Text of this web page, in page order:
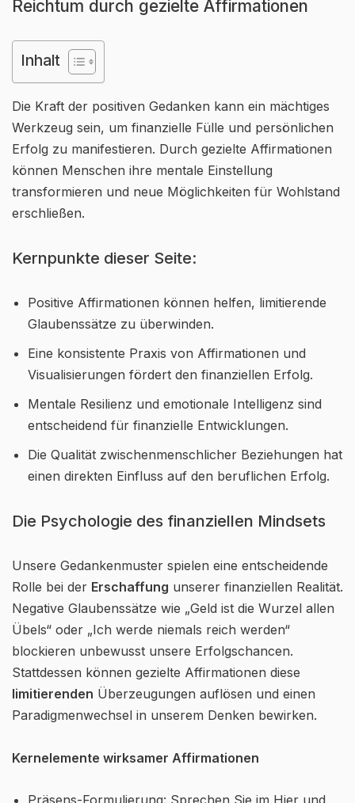
Reichtum durch gezielte Affirmationen
Inhalt
Die Kraft der positiven Gedanken kann ein mächtiges
Werkzeug sein, um finanzielle Fülle und persönlichen
Erfolg zu manifestieren. Durch gezielte Affirmationen
können Menschen ihre mentale Einstellung
transformieren und neue Möglichkeiten für Wohlstand
erschließen.
Kernpunkte dieser Seite:
Positive Affirmationen können helfen, limitierende
Glaubenssätze zu überwinden.
Eine konsistente Praxis von Affirmationen und
Visualisierungen fördert den finanziellen Erfolg.
Mentale Resilienz und emotionale Intelligenz sind
entscheidend für finanzielle Entwicklungen.
Die Qualität zwischenmenschlicher Beziehungen hat
einen direkten Einfluss auf den beruflichen Erfolg.
Die Psychologie des finanziellen Mindsets
Unsere Gedankenmuster spielen eine entscheidende
Rolle bei der Erschaffung unserer finanziellen Realität.
Negative Glaubenssätze wie „Geld ist die Wurzel allen
Übels“ oder „Ich werde niemals reich werden“
blockieren unbewusst unsere Erfolgschancen.
Stattdessen können gezielte Affirmationen diese
limitierenden Überzeugungen auflösen und einen
Paradigmenwechsel in unserem Denken bewirken.
Kernelemente wirksamer Affirmationen
Präsens-Formulierung: Sprechen Sie im Hier und